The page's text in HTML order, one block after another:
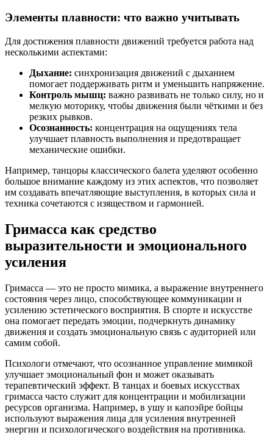
Элементы плавности: что важно учитывать
Для достижения плавности движений требуется работа над
несколькими аспектами:
Дыхание: синхронизация движений с дыханием
помогает поддерживать ритм и уменьшить напряжение.
Контроль мышц: важно развивать не только силу, но и
мелкую моторику, чтобы движения были чёткими и без
резких рывков.
Осознанность: концентрация на ощущениях тела
улучшает плавность выполнения и предотвращает
механические ошибки.
Например, танцоры классического балета уделяют особенно
большое внимание каждому из этих аспектов, что позволяет
им создавать впечатляющие выступления, в которых сила и
техника сочетаются с изяществом и гармонией.
Гримасса как средство
выразительности и эмоционального
усиления
Гримасса — это не просто мимика, а выражение внутреннего
состояния через лицо, способствующее коммуникации и
усилению эстетического восприятия. В спорте и искусстве
она помогает передать эмоции, подчеркнуть динамику
движения и создать эмоциональную связь с аудиторией или
самим собой.
Психологи отмечают, что осознанное управление мимикой
улучшает эмоциональный фон и может оказывать
терапевтический эффект. В танцах и боевых искусствах
гримасса часто служит для концентрации и мобилизации
ресурсов организма. Например, в ушу и капоэйре бойцы
используют выражения лица для усиления внутренней
энергии и психологического воздействия на противника.